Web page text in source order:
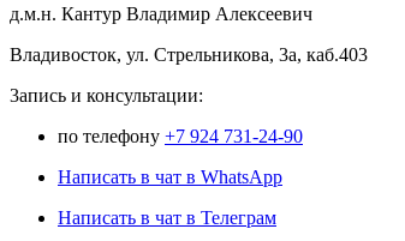
д.м.н. Кантур Владимир Алексеевич
Владивосток, ул. Стрельникова, 3а, каб.403
3апись и консультации:
по телефону +7 924 731-24-90
Написать в чат в WhatsApp
Написать в чат в Телеграм